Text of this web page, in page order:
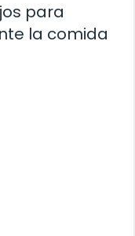
para
la comida